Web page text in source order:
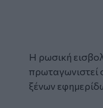
Η ρωσική
πρωταγωνιστεί
ξένων